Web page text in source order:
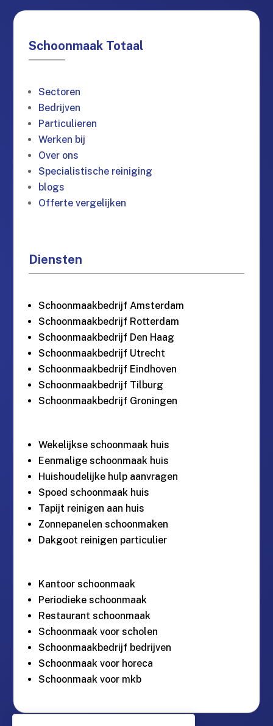
Schoonmaak Totaal
Sectoren
Bedrijven
Particulieren
Werken bij
Over ons
Specialistische reiniging
blogs
Offerte vergelijken
Diensten
Schoonmaakbedrijf Amsterdam
Schoonmaakbedrijf Rotterdam
Schoonmaakbedrijf Den Haag
Schoonmaakbedrijf Utrecht
Schoonmaakbedrijf Eindhoven
Schoonmaakbedrijf Tilburg
Schoonmaakbedrijf Groningen
Wekelijkse schoonmaak huis
Eenmalige schoonmaak huis
Huishoudelijke hulp aanvragen
Spoed schoonmaak huis
Tapijt reinigen aan huis
Zonnepanelen schoonmaken
Dakgoot reinigen particulier
Kantoor schoonmaak
Periodieke schoonmaak
Restaurant schoonmaak
Schoonmaak voor scholen
Schoonmaakbedrijf bedrijven
Schoonmaak voor horeca
Schoonmaak voor mkb